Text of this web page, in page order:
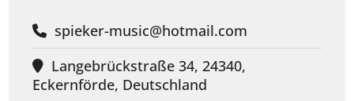
spieker-music@hotmail.com
Langebrückstraße 34, 24340,
Eckernförde, Deutschland